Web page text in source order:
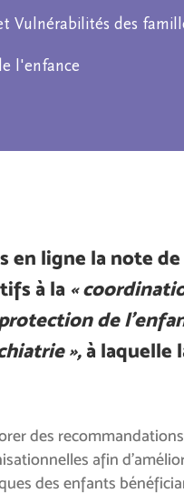
Vulnérabilités des
l'enfance
en ligne la note de
à la «
de
»,à laquelle
des
afin
des enfants